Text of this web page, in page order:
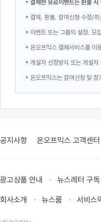
* 결제한 유료이벤트는 환불
* 결제, 환불, 참여신청 수정/취
* 이벤트 또는 그룹의 설정, 모
* 온오프믹스 결제서비스를 이
* 개설자 선정방식 또는 개설자
* 온오프믹스는 참여신청 및 참
공지사항 온오프믹스 고객센
광고상품 안내 뉴스레터 구독
회사소개 뉴스룸 서비스